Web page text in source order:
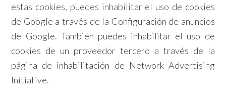
estas cookies, puedes inhabilitar el uso de cookies
de Google a través de la Configuración de anuncios
de Google. También puedes inhabilitar el uso de
cookies de un proveedor tercero a través de la
página de inhabilitación de Network Advertising
Initiative.